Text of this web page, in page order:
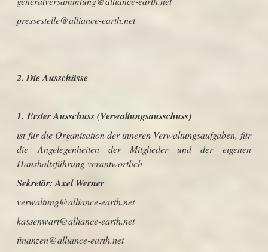
pressestelle@alliance-earth.net
2. Die Ausschüsse
1. Erster Ausschuss (Verwaltungsausschuss)
ist für die Organisation der inneren Verwaltungsaufgaben, für
die Angelegenheiten der Mitglieder und der eigenen
Haushaltsführung verantwortlich
Sekretär:Axel Werner
verwaltung@alliance-earth.net
kassenwart@alliance-earth.net
finanzen@alliance-earth.net